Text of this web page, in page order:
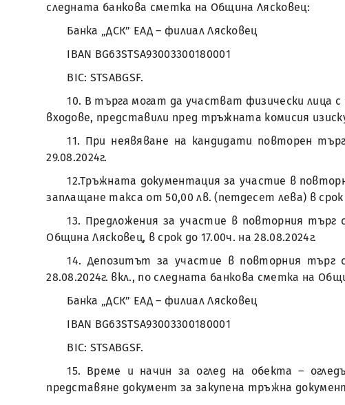
следната банкова сметка на Община Лясковец:
Банка „ДСК” ЕАД – филиал Лясковец
IBAN BG63STSA93003300180001
BIC: STSABGSF.
10. В търга могат да участват физически лица
входове, представили пред тръжната комисия
11. При неявяване на кандидати повторен
29.08.2024г.
12.Тръжната документация за участие в
заплащане такса от 50,00 лв. (петдесет лева) в срок
13. Предложения за участие в повторния търг
Община Лясковец, в срок до 17.00ч. на 28.08.2024г.
14. Депозитът за участие в повторния търг
28.08.2024г. вкл., по следната банкова сметка на
Банка „ДСК” ЕАД – филиал Лясковец
IBAN BG63STSA93003300180001
BIC: STSABGSF.
15. Време и начин за оглед на обекта –
представяне документ за закупена тръжна